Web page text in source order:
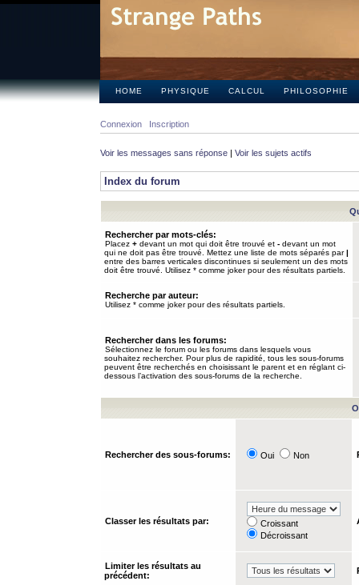
HOME PHYSIQUE CALCUL PHILOSOPHIE
Connexion Inscription
Voir les messages sans réponse | Voir les sujets actifs
Index du forum
Rechercher par mots-clés:
Placez + devant un mot qui doit être trouvé et - devant un mot
qui ne doit pas être trouvé. Mettez une liste de mots séparés par|
entre des barres verticales discontinues si seulement un des mots
doit être trouvé. Utilisez * comme joker pour des résultats partiels.
Recherche par auteur:
Utilisez * comme joker pour des résultats partiels.
Rechercher dans les forums:
Sélectionnez le forum ou les forums dans lesquels vous
souhaitez rechercher. Pour plus de rapidité, tous les sous-forums
peuvent être recherchés en choisissant le parent et en réglant ci-
dessous l’activation des sous-forums de la recherche.
Rechercher des sous-forums: Oui Non
Classer les résultats par:
Croissant
Décroissant
Limiter les résultats au
précédent: